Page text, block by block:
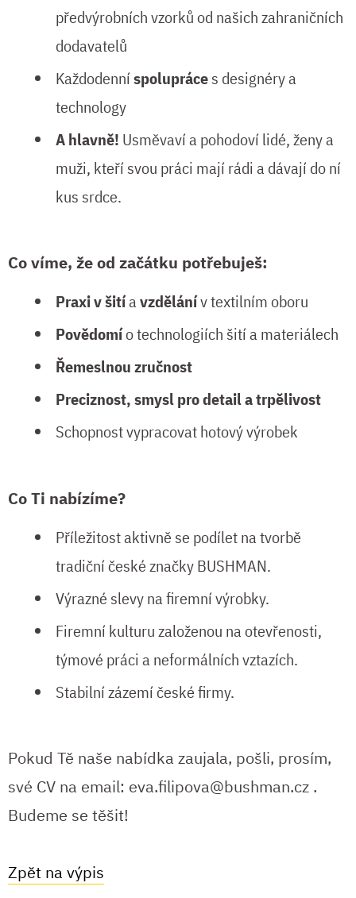
předvýrobních vzorků od našich zahraničních
dodavatelů
Každodenníspolupráces designéry a
technology
A hlavně! Usměvaví a pohodoví lidé, ženy a
muži, kteří svou práci mají rádi a dávají do ní
kus srdce.
Co víme, že od začátku potřebuješ:
Praxi v šitíavzdělánív textilním oboru
Povědomío technologiích šití a materiálech
Řemeslnou zručnost
Preciznost, smysl pro detail a trpělivost
Schopnost vypracovat hotový výrobek
Co Ti nabízíme?
Příležitost aktivně se podílet na tvorbě
tradiční české značky BUSHMAN.
Výrazné slevy na firemní výrobky.
Firemní kulturu založenou na otevřenosti,
týmové práci a neformálních vztazích.
Stabilní zázemí české firmy.
Pokud Tě naše nabídka zaujala, pošli, prosím,
své CV na email: eva.filipova@bushman.cz .
Budeme se těšit!
Zpět na výpis